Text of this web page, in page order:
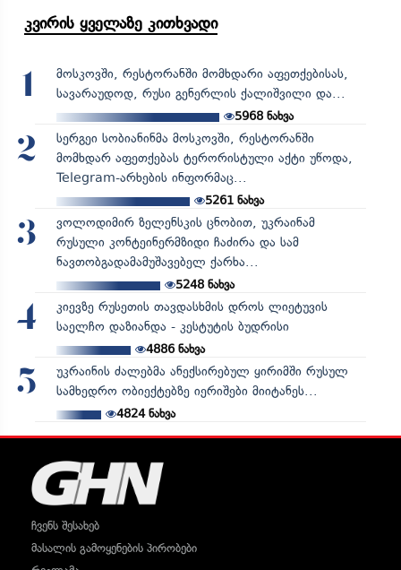
კვირის ყველაზე კითხვადი
1
მოსკოვში, რესტორანში მომხდარი აფეთქებისას,
სავარაუდოდ, რუსი გენერლის ქალიშვილი და...
5968 ნახვა
2
სერგეი სობიანინმა მოსკოვში, რესტორანში
მომხდარ აფეთქებას ტერორისტული აქტი უწოდა,
Telegram-არხების ინფორმაც...
5261ნახვა
3
ვოლოდიმირ ზელენსკის ცნობით, უკრაინამ
რუსული კონტეინერმზიდი ჩაძირა და სამ
ნავთობგადამამუშავებელ ქარხა...
5248ნახვა
4
კიევზე რუსეთის თავდასხმის დროს ლიეტუვის
საელჩო დაზიანდა - კესტუტის ბუდრისი
4886ნახვა
5
უკრაინის ძალებმა ანექსირებულ ყირიმში რუსულ
სამხედრო ობიექტებზე იერიშები მიიტანეს...
4824ნახვა
ჩვენს შესახებ
მასალის გამოყენების პირობები